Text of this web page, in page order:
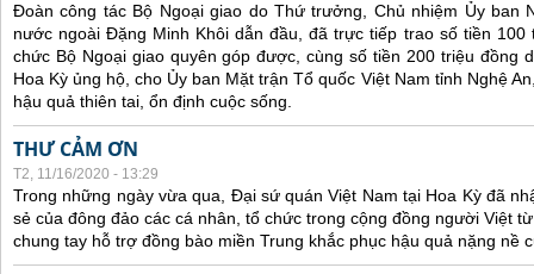
Đoàn công tác Bộ Ngoại giao do Thứ trưởng, Chủ nhiệm Ủy ban
nước ngoài Đặng Minh Khôi dẫn đầu, đã trực tiếp trao số tiền 100
chức Bộ Ngoại giao quyên góp được, cùng số tiền 200 triệu đồng
Hoa Kỳ ủng hộ, cho Ủy ban Mặt trận Tổ quốc Việt Nam tỉnh Nghệ
hậu quả thiên tai, ổn định cuộc sống.
THƯ CẢM ƠN
T2, 11/16/2020 - 13:29
Trong những ngày vừa qua, Đại sứ quán Việt Nam tại Hoa Kỳ đã
sẻ của đông đảo các cá nhân, tổ chức trong cộng đồng người Việt
chung tay hỗ trợ đồng bào miền Trung khắc phục hậu quả nặng nề